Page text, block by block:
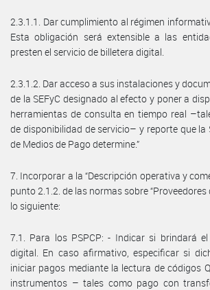
2.3.1.1. Dar cumplimiento al régimen
Esta obligación será extensible a las
presten el servicio de billetera digital.
2.3.1.2. Dar acceso a sus instalaciones y
de la SEFyC designado al efecto y poner a
herramientas de consulta en tiempo real
de disponibilidad de servicio– y reporte que la
de Medios de Pago determine.”
7. Incorporar a la “Descripción operativa y
punto 2.1.2. de las normas sobre “Proveedores
lo siguiente:
7.1. Para los PSPCP: - Indicar si brindará
digital. En caso afirmativo, especificar si
iniciar pagos mediante la lectura de códigos
instrumentos – tales como pago con